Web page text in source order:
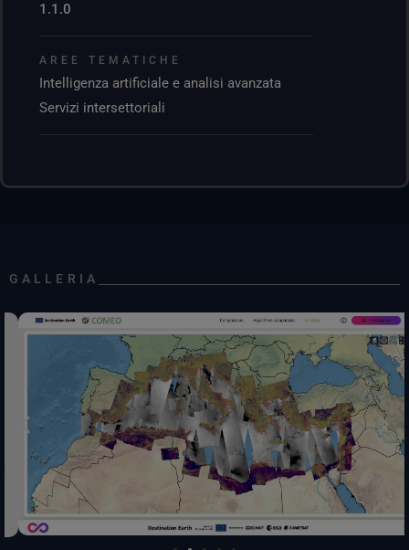
1.1.0
AREE TEMATICHE
Intelligenza artificiale e analisi avanzata
Servizi intersettoriali
GALLERIA